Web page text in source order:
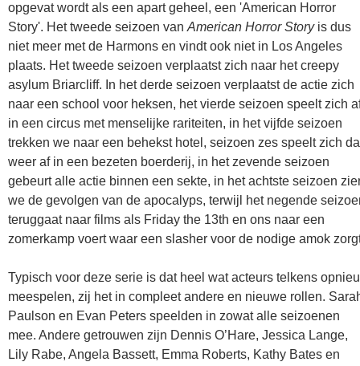
opgevat wordt als een apart geheel, een 'American Horror
Story'. Het tweede seizoen van American Horror Storyis dus
niet meer met de Harmons en vindt ook niet in Los Angeles
plaats. Het tweede seizoen verplaatst zich naar het creepy
asylum Briarcliff. In het derde seizoen verplaatst de actie zich
naar een school voor heksen, het vierde seizoen speelt zich
in een circus met menselijke rariteiten, in het vijfde seizoen
trekken we naar een behekst hotel, seizoen zes speelt zich
weer af in een bezeten boerderij, in het zevende seizoen
gebeurt alle actie binnen een sekte, in het achtste seizoen
we de gevolgen van de apocalyps, terwijl het negende
teruggaat naar films als Friday the 13th en ons naar een
zomerkamp voert waar een slasher voor de nodige amok
Typisch voor deze serie is dat heel wat acteurs telkens
meespelen, zij het in compleet andere en nieuwe rollen.
Paulson en Evan Peters speelden in zowat alle seizoenen
mee. Andere getrouwen zijn Dennis O’Hare, Jessica Lange,
Lily Rabe, Angela Bassett, Emma Roberts, Kathy Bates en